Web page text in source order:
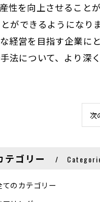
性を向上させること
ができるようになり
経営を目指す企業に
法について、より深
次
テゴリー
てのカテゴリー